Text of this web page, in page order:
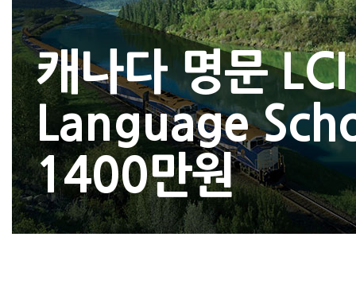
캐나다 명문 LCI
Language
1400만원